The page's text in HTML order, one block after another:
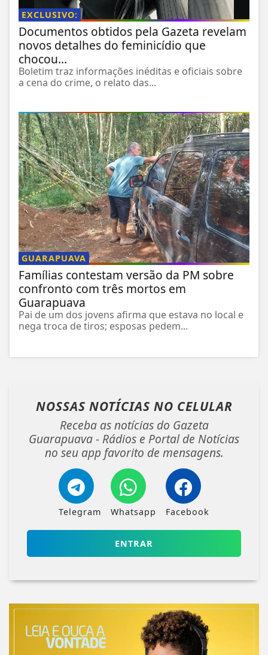
EXCLUSIVO:
Documentos obtidos pela Gazeta revelam
novos detalhes do feminicídio que
chocou...
Boletim traz informações inéditas e oficiais sobre
a cena do crime, o relato das...
GUARAPUAVA
Famílias contestam versão da PM sobre
confronto com três mortos em
Guarapuava
Pai de um dos jovens afirma que estava no local e
nega troca de tiros; esposas pedem...
NOSSAS NOTÍCIAS NO CELULAR
Receba as notícias do Gazeta
Guarapuava - Rádios e Portal de Notícias
no seu app favorito de mensagens.
Telegram Whatsapp Facebook
ENTRAR